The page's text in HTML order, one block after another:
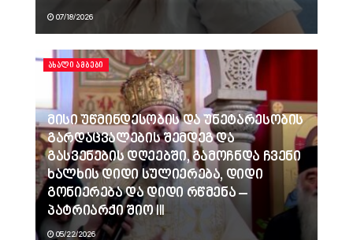
07/18/2026
ᲐᲮᲐᲚᲘ ᲐᲛᲑᲔᲑᲘ
მისი უწმინდესობის და უნეტარესობის
გარდაცვალების შემდეგ და
გასვენების დღეებში, გამოჩნდა ჩვენი
ხალხის დიდი სულიერება, დიდი
გონიერება და დიდი რწმენა –
პატრიარქი შიო III
05/22/2026